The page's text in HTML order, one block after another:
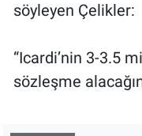
söyleyen Çelikler:
“Icardi’nin 3-3.5
sözleşme